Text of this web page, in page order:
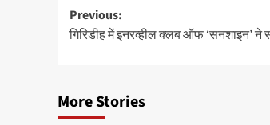
Post
navigation
Previous:
गिरिडीह में इनरव्हील क्लब ऑफ ‘सनशाइन’
More Stories